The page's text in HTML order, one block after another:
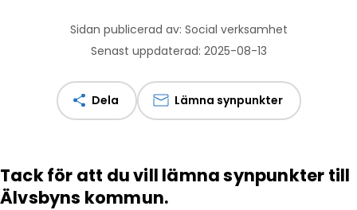
Sidan publicerad av: Social verksamhet
Senast uppdaterad: 2025-08-13
Dela Lämna synpunkter
Tack för att du vill lämna synpunkter till
Älvsbyns kommun.